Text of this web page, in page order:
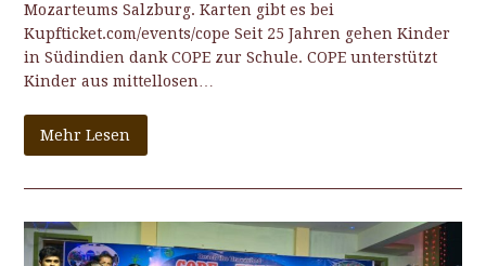
Mozarteums Salzburg. Karten gibt es bei
Kupfticket.com/events/cope Seit 25 Jahren gehen Kinder
in Südindien dank COPE zur Schule. COPE unterstützt
Kinder aus mittellosen…
Mehr Lesen